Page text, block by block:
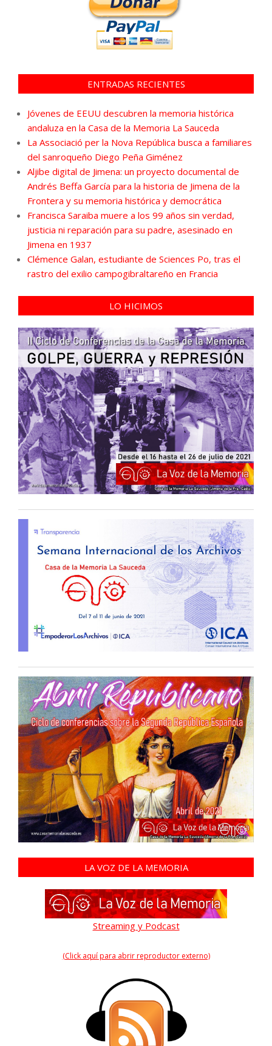
ENTRADAS RECIENTES
Jóvenes de EEUU descubren la memoria histórica
andaluza en la Casa de la Memoria La Sauceda
La Associació per la Nova República busca a familiares
del sanroqueño Diego Peña Giménez
Aljibe digital de Jimena: un proyecto documental de
Andrés Beffa García para la historia de Jimena de la
Frontera y su memoria histórica y democrática
Francisca Saraiba muere a los 99 años sin verdad,
justicia ni reparación para su padre, asesinado en
Jimena en 1937
Clémence Galan, estudiante de Sciences Po, tras el
rastro del exilio campogibraltareño en Francia
LO HICIMOS
LA VOZ DE LA MEMORIA
Streaming y Podcast
(Click aquí para abrir reproductor externo)